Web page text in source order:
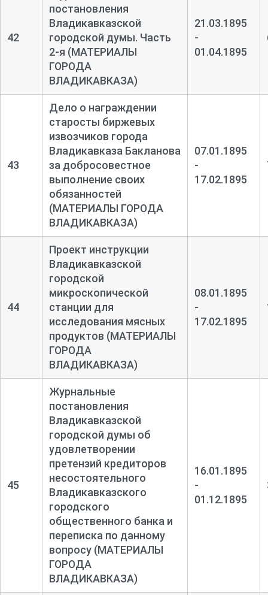
42
постановления
Владикавказской
городской думы. Часть
2-я (МАТЕРИАЛЫ
ГОРОДА
ВЛАДИКАВКАЗА)
21.03.1895
-
01.04.1895
43
Дело о награждении
старосты биржевых
извозчиков города
Владикавказа Бакланова
за добросовестное
выполнение своих
обязанностей
(МАТЕРИАЛЫ ГОРОДА
ВЛАДИКАВКАЗА)
07.01.1895
-
17.02.1895
44
Проект инструкции
Владикавказской
городской
микроскопической
станции для
исследования мясных
продуктов (МАТЕРИАЛЫ
ГОРОДА
ВЛАДИКАВКАЗА)
08.01.1895
-
17.02.1895
45
Журнальные
постановления
Владикавказской
городской думы об
удовлетворении
претензий кредиторов
несостоятельного
Владикавказского
городского
общественного банка и
переписка по данному
вопросу (МАТЕРИАЛЫ
ГОРОДА
ВЛАДИКАВКАЗА)
16.01.1895
-
01.12.1895